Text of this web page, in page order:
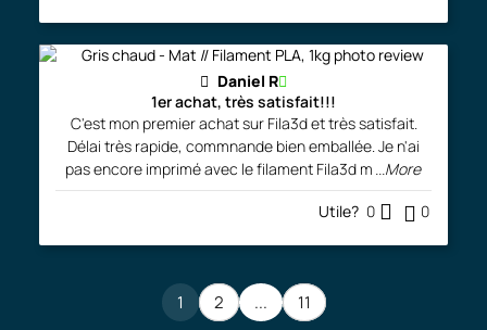
Daniel R
1er achat, très satisfait!!!
C'est mon premier achat sur Fila3d et très satisfait.
Délai très rapide, commnande bien emballée. Je n'ai
pas encore imprimé avec le filament Fila3d m ...More
Utile? 0 0
1 2 ... 11